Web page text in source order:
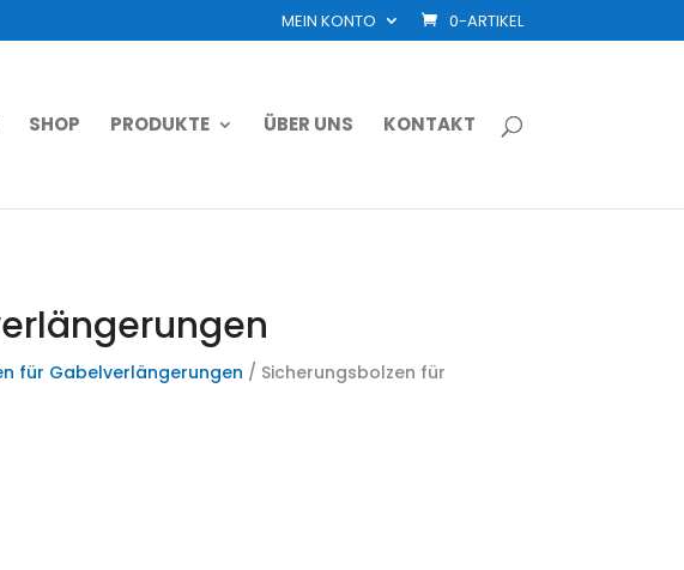
MEIN KONTO 0-ARTIKEL
SHOP PRODUKTE ÜBER UNS KONTAKT
für Gabelverlängerungen / Sicherungsbolzen für